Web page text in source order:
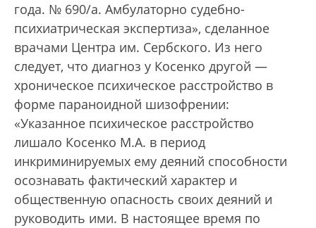
года. № 690/а. Амбулаторно судебно-
психиатрическая экспертиза», сделанное
врачами Центра им. Сербского. Из него
следует, что диагноз у Косенко другой —
хроническое психическое расстройство в
форме параноидной шизофрении:
«Указанное психическое расстройство
лишало Косенко М.А. в период
инкриминируемых ему деяний способности
осознавать фактический характер и
общественную опасность своих деяний и
руководить ими. В настоящее время по